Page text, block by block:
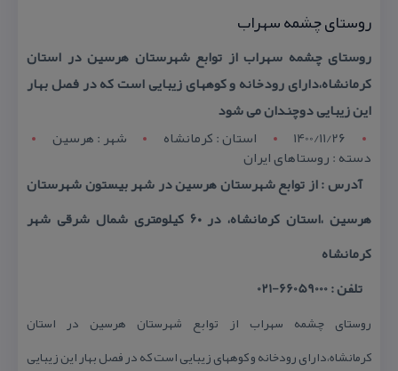
روستای چشمه سهراب
روستای چشمه سهراب از توابع شهرستان هرسین در استان
كرمانشاه،دارای رودخانه و كوههای زیبایی است كه در فصل بهار
این زیبایی دوچندان می شود
1400/11/26
استان : کرمانشاه شهر : هرسين
دسته : روستاهای ایران
آدرس : از توابع شهرستان هرسین در شهر بیستون شهرستان
هرسین ،استان كرمانشاه، در ۶۰ كیلومتری شمال شرقی شهر
كرمانشاه
تلفن : 66059000-021
روستای چشمه سهراب از توابع شهرستان هرسین در استان
كرمانشاه،دارای رودخانه و كوههای زیبایی است كه در فصل بهار این زیبایی